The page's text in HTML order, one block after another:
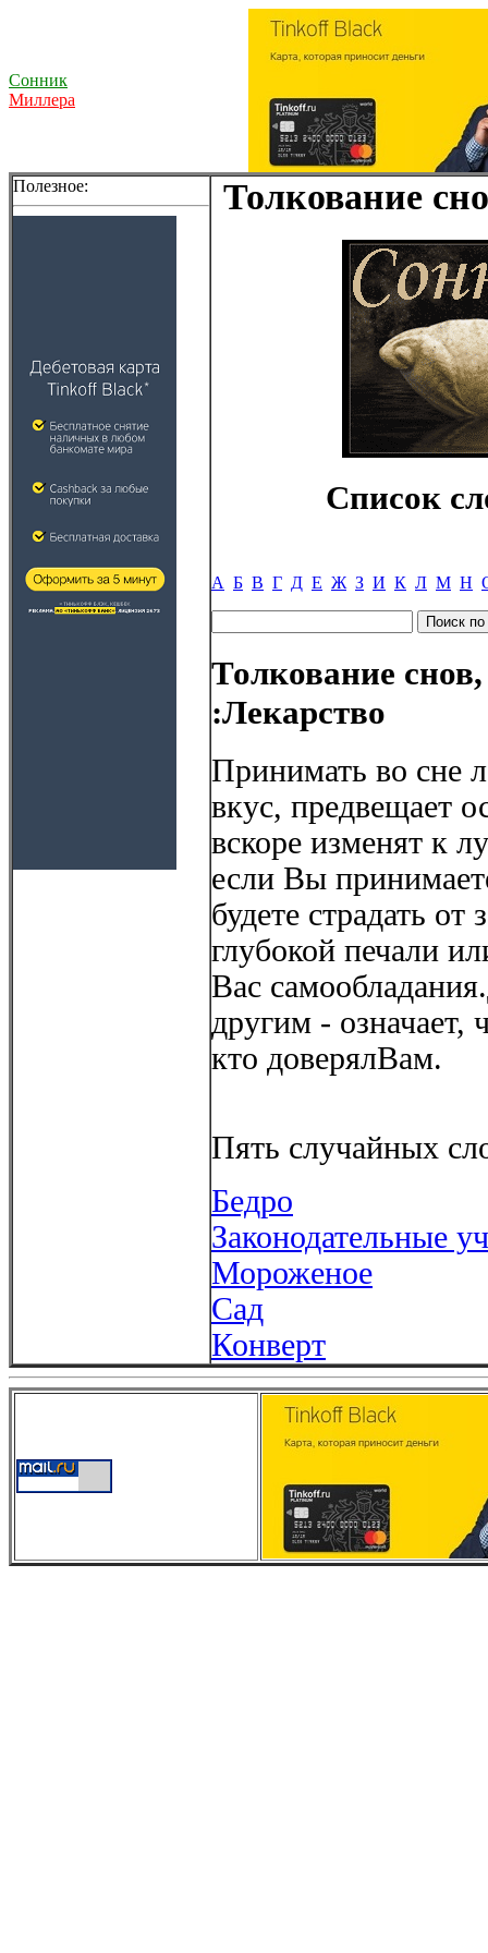
Сонник
Миллера
Полезное: Толкование
Список
А Б В Г Д Е Ж З И К Л М Н
Толкование
:Лекарство
Принимать во сне
вкус, предвещает
вскоре изменят к
если Вы
будете страдать
глубокой печали
Вас
другим - означает,
кто доверялВам.
Пять случайных
Бедро
Законодательные
Мороженое
Сад
Конверт